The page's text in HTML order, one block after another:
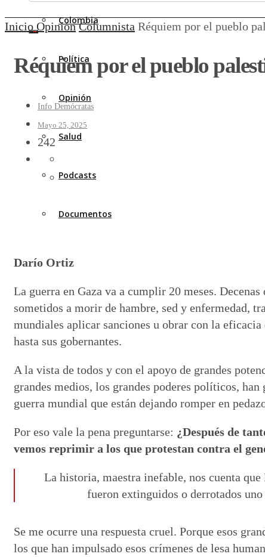
Colombia
Política
Opinión
Salud
Podcasts
Documentos
Inicio Opinión Columnista Réquiem por el pueblo
Réquiem por el pueblo
Info Demócratas
Mayo 25, 2025
242
Darío Ortiz
La guerra en Gaza va a cumplir 20 meses.
sometidos a morir de hambre, sed y enfermedad,
mundiales aplicar sanciones u obrar con la
hasta sus gobernantes.
A la vista de todos y con el apoyo de grandes
grandes medios, los grandes poderes políticos,
guerra mundial que están dejando romper en
Por eso vale la pena preguntarse: ¿Después de
vemos reprimir a los que protestan contra el
La historia, maestra inefable, nos cuenta
fueron extinguidos o derrotados
Se me ocurre una respuesta cruel. Porque esos
los que han impulsado esos crímenes de lesa